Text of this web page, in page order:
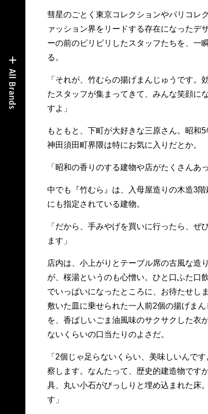
彗星のごとく東京コレクションやパリコレ
ァッション界をリードする存在になったデ
ーの前のピリピリしたスタッフたちを、一
る。
「それが、竹むらの揚げまんじゅうです。
たスタッフが集まってきて、みんな笑顔に
すよ」
もともと、下町が大好きな三原さん。昭和
神田須田町界隈は特にお気に入りだとか。
「昭和の香りのする建物や店がたくさんあ
中でも『竹むら』は、入母屋造りの木造3
にも指定されている建物。
「だから、手みやげを買いに行ったら、ぜ
ます」
店内は、小上がりとテーブル席の古風な造
が、桜湯というのも心憎い。ひと口ふた口
でいっぱいになったところに、お待たせし
敷いた皿に乗せられた一人前2個の揚げま
を、香ばしいごま油風味のサクサクした衣
ないくらいの口当たりのよさだ。
「2個じゃ足らないくらい、美味しいんで
察します。なんたって、歴史的建造物です
具、丸い小石がびっしりと埋め込まれた床
す」